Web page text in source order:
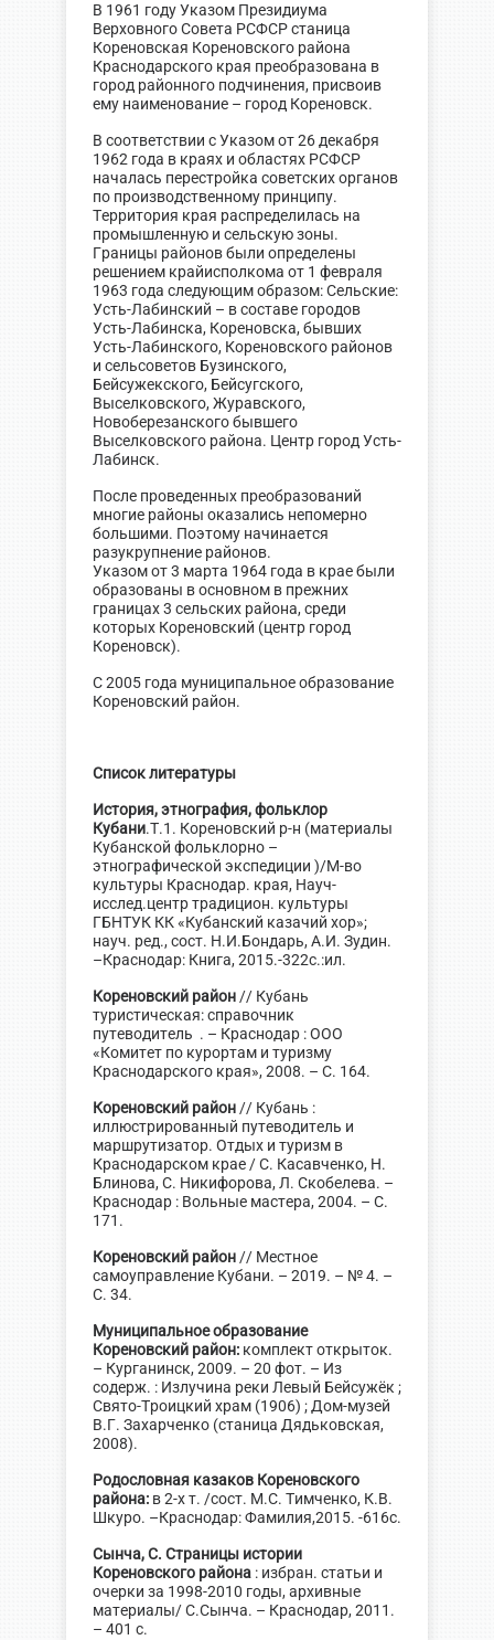
В 1961 году Указом Президиума
Верховного Совета РСФСР станица
Кореновская Кореновского района
Краснодарского края преобразована в
город районного подчинения, присвоив
ему наименование – город Кореновск.
В соответствии с Указом от 26 декабря
1962 года в краях и областях РСФСР
началась перестройка советских органов
по производственному принципу.
Территория края распределилась на
промышленную и сельскую зоны.
Границы районов были определены
решением крайисполкома от 1 февраля
1963 года следующим образом: Сельские:
Усть-Лабинский – в составе городов
Усть-Лабинска, Кореновска, бывших
Усть-Лабинского, Кореновского районов
и сельсоветов Бузинского,
Бейсужекского, Бейсугского,
Выселковского, Журавского,
Новоберезанского бывшего
Выселковского района. Центр город Усть-
Лабинск.
После проведенных преобразований
многие районы оказались непомерно
большими. Поэтому начинается
разукрупнение районов.
Указом от 3 марта 1964 года в крае были
образованы в основном в прежних
границах 3 сельских района, среди
которых Кореновский (центр город
Кореновск).
С 2005 года муниципальное образование
Кореновский район.
Список литературы
История, этнография, фольклор
Кубани.Т.1. Кореновский р-н (материалы
Кубанской фольклорно –
этнографической экспедиции )/М-во
культуры Краснодар. края, Науч-
исслед.центр традицион. культуры
ГБНТУК КК «Кубанский казачий хор»;
науч. ред., сост. Н.И.Бондарь, А.И. Зудин.
–Краснодар: Книга, 2015.-322с.:ил.
Кореновский район// Кубань
туристическая: справочник
путеводитель . – Краснодар : ООО
«Комитет по курортам и туризму
Краснодарского края», 2008. – С. 164.
Кореновский район// Кубань :
иллюстрированный путеводитель и
маршрутизатор. Отдых и туризм в
Краснодарском крае / С. Касавченко, Н.
Блинова, С. Никифорова, Л. Скобелева. –
Краснодар : Вольные мастера, 2004. – С.
171.
Кореновский район// Местное
самоуправление Кубани. – 2019. – № 4. –
С. 34.
Муниципальное образование
Кореновский район:комплект открыток.
– Курганинск, 2009. – 20 фот. – Из
содерж. : Излучина реки Левый Бейсужёк ;
Свято-Троицкий храм (1906) ; Дом-музей
В.Г. Захарченко (станица Дядьковская,
2008).
Родословная казаков Кореновского
района:в 2-х т. /сост. М.С. Тимченко, К.В.
Шкуро. –Краснодар: Фамилия,2015. -616с.
Сынча, С. Страницы истории
Кореновского района: избран. статьи и
очерки за 1998-2010 годы, архивные
материалы/ С.Сынча. – Краснодар, 2011.
– 401 с.